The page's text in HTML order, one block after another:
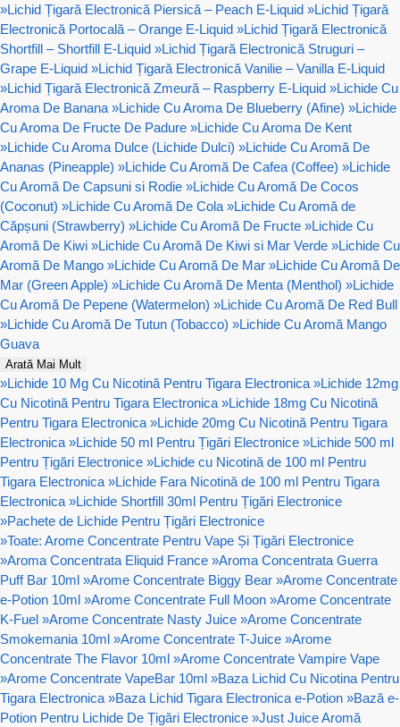
»Lichid Țigară Electronică Piersică – Peach E-Liquid »Lichid Țigară
Electronică Portocală – Orange E-Liquid »Lichid Țigară Electronică
Shortfill – Shortfill E-Liquid »Lichid Țigară Electronică Struguri –
Grape E-Liquid »Lichid Țigară Electronică Vanilie – Vanilla E-Liquid
»Lichid Țigară Electronică Zmeură – Raspberry E-Liquid »Lichide Cu
Aroma De Banana »Lichide Cu Aroma De Blueberry (Afine) »Lichide
Cu Aroma De Fructe De Padure »Lichide Cu Aroma De Kent
»Lichide Cu Aroma Dulce (Lichide Dulci) »Lichide Cu Aromă De
Ananas (Pineapple) »Lichide Cu Aromă De Cafea (Coffee) »Lichide
Cu Aromă De Capsuni si Rodie »Lichide Cu Aromă De Cocos
(Coconut) »Lichide Cu Aromă De Cola »Lichide Cu Aromă de
Căpșuni (Strawberry) »Lichide Cu Aromă De Fructe »Lichide Cu
Aromă De Kiwi »Lichide Cu Aromă De Kiwi si Mar Verde »Lichide Cu
Aromă De Mango »Lichide Cu Aromă De Mar »Lichide Cu Aromă De
Mar (Green Apple) »Lichide Cu Aromă De Menta (Menthol) »Lichide
Cu Aromă De Pepene (Watermelon) »Lichide Cu Aromă De Red Bull
»Lichide Cu Aromă De Tutun (Tobacco) »Lichide Cu Aromă Mango
Guava
Arată Mai Mult
»Lichide 10 Mg Cu Nicotină Pentru Tigara Electronica »Lichide 12mg
Cu Nicotină Pentru Tigara Electronica »Lichide 18mg Cu Nicotină
Pentru Tigara Electronica »Lichide 20mg Cu Nicotină Pentru Tigara
Electronica »Lichide 50 ml Pentru Țigări Electronice »Lichide 500 ml
Pentru Țigări Electronice »Lichide cu Nicotină de 100 ml Pentru
Tigara Electronica »Lichide Fara Nicotină de 100 ml Pentru Tigara
Electronica »Lichide Shortfill 30ml Pentru Țigări Electronice
»Pachete de Lichide Pentru Țigări Electronice
»Toate: Arome Concentrate Pentru Vape Și Țigări Electronice
»Aroma Concentrata Eliquid France »Aroma Concentrata Guerra
Puff Bar 10ml »Arome Concentrate Biggy Bear »Arome Concentrate
e-Potion 10ml »Arome Concentrate Full Moon »Arome Concentrate
K-Fuel »Arome Concentrate Nasty Juice »Arome Concentrate
Smokemania 10ml »Arome Concentrate T-Juice »Arome
Concentrate The Flavor 10ml »Arome Concentrate Vampire Vape
»Arome Concentrate VapeBar 10ml »Baza Lichid Cu Nicotina Pentru
Tigara Electronica »Baza Lichid Tigara Electronica e-Potion »Bază e-
Potion Pentru Lichide De Țigări Electronice »Just Juice Aromă